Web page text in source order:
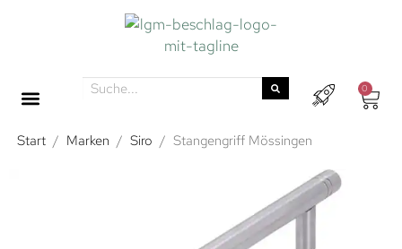
0
Start / Marken / Siro / Stangengriff Mössingen